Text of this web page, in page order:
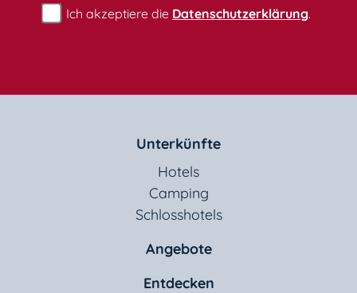
Ich akzeptiere die Datenschutzerklärung.
Unterkünfte
Hotels
Camping
Schlosshotels
Angebote
Entdecken